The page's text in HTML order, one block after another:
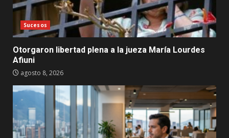
Sucesos
Otorgaron libertad plena a la jueza María Lourdes
Afiuni
agosto 8, 2026